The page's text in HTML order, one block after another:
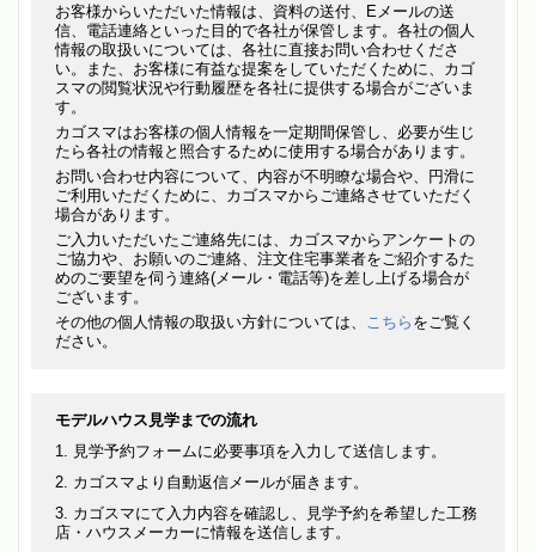
お客様からいただいた情報は、資料の送付、Eメールの送
信、電話連絡といった目的で各社が保管します。各社の個人
情報の取扱いについては、各社に直接お問い合わせくださ
い。また、お客様に有益な提案をしていただくために、カゴ
スマの閲覧状況や行動履歴を各社に提供する場合がございま
す。
カゴスマはお客様の個人情報を一定期間保管し、必要が生じ
たら各社の情報と照合するために使用する場合があります。
お問い合わせ内容について、内容が不明瞭な場合や、円滑に
ご利用いただくために、カゴスマからご連絡させていただく
場合があります。
ご入力いただいたご連絡先には、カゴスマからアンケートの
ご協力や、お願いのご連絡、注文住宅事業者をご紹介するた
めのご要望を伺う連絡(メール・電話等)を差し上げる場合が
ございます。
その他の個人情報の取扱い方針については、
こちら をご覧く
ださい。
モデルハウス見学までの流れ
見学予約フォームに必要事項を入力して送信します。
カゴスマより自動返信メールが届きます。
カゴスマにて入力内容を確認し、見学予約を希望した工務
店・ハウスメーカーに情報を送信します。